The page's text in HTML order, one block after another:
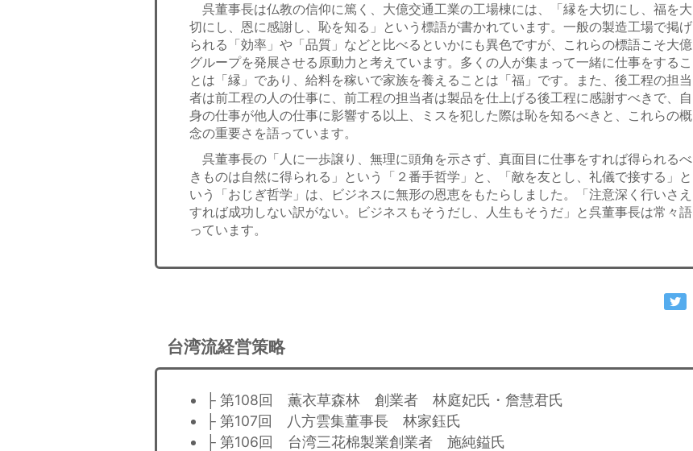
呉董事長は仏教の信仰に篤く、大億交通工業の工場棟には、「縁を大切にし、福を大
切にし、恩に感謝し、恥を知る」という標語が書かれています。一般の製造工場で掲げ
られる「効率」や「品質」などと比べるといかにも異色ですが、これらの標語こそ大億
グループを発展させる原動力と考えています。多くの人が集まって一緒に仕事をするこ
とは「縁」であり、給料を稼いで家族を養えることは「福」です。また、後工程の担当
者は前工程の人の仕事に、前工程の担当者は製品を仕上げる後工程に感謝すべきで、自
身の仕事が他人の仕事に影響する以上、ミスを犯した際は恥を知るべきと、これらの概
念の重要さを語っています。
呉董事長の「人に一歩譲り、無理に頭角を示さず、真面目に仕事をすれば得られるべ
きものは自然に得られる」という「２番手哲学」と、「敵を友とし、礼儀で接する」と
いう「おじぎ哲学」は、ビジネスに無形の恩恵をもたらしました。「注意深く行いさえ
すれば成功しない訳がない。ビジネスもそうだし、人生もそうだ」と呉董事長は常々語
っています。
台湾流経営策略
├ 第108回 薫衣草森林 創業者 林庭妃氏・詹慧君氏
├ 第107回 八方雲集董事長 林家鈺氏
├ 第106回 台湾三花棉製業創業者 施純鎰氏